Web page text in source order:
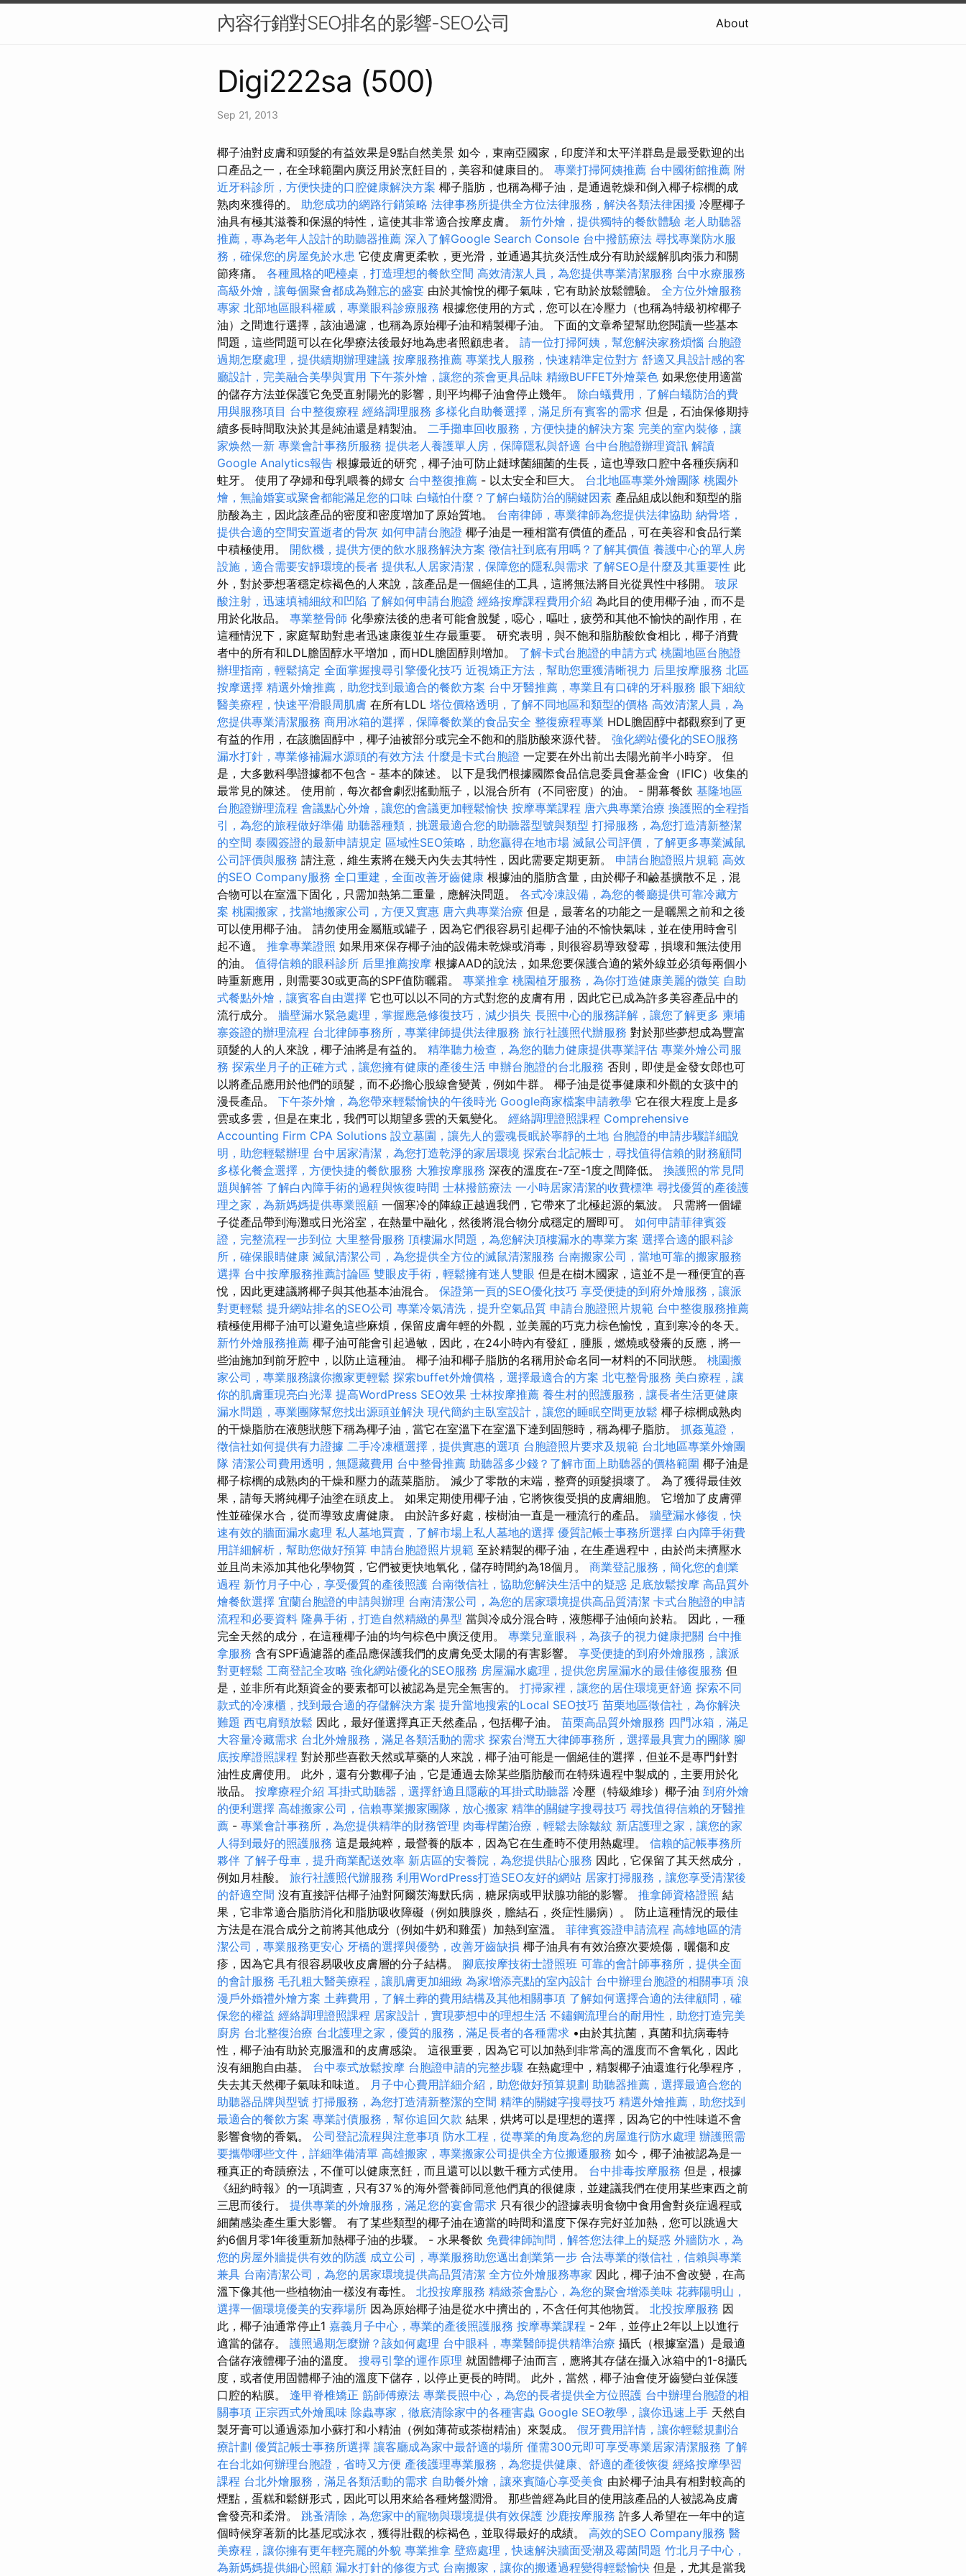
內容行銷對SEO排名的影響-SEO公司 About
Digi222sa (500)
Sep 21, 2013
椰子油對皮膚和頭髮的有益效果是9點自然美景 如今，東南亞國家，印度洋和太平洋群島是最受歡迎的出
口產品之一，在全球範圍內廣泛用於烹飪目的，美容和健康目的。 專業打掃阿姨推薦 台中國術館推薦 附
近牙科診所，方便快捷的口腔健康解決方案 椰子脂肪，也稱為椰子油，是通過乾燥和倒入椰子棕櫚的成
熟肉來獲得的。 助您成功的網路行銷策略 法律事務所提供全方位法律服務，解決各類法律困擾 冷壓椰子
油具有極其滋養和保濕的特性，這使其非常適合按摩皮膚。 新竹外燴，提供獨特的餐飲體驗 老人助聽器
推薦，專為老年人設計的助聽器推薦 深入了解Google Search Console 台中撥筋療法 尋找專業防水服
務，確保您的房屋免於水患 它使皮膚更柔軟，更光滑，並通過其抗炎活性成分有助於緩解肌肉張力和關
節疼痛。 各種風格的吧檯桌，打造理想的餐飲空間 高效清潔人員，為您提供專業清潔服務 台中水療服務
高級外燴，讓每個聚會都成為難忘的盛宴 由於其愉悅的椰子氣味，它有助於放鬆體驗。 全方位外燴服務
專家 北部地區眼科權威，專業眼科診療服務 根據您使用的方式，您可以在冷壓力（也稱為特級初榨椰子
油）之間進行選擇，該油過濾，也稱為原始椰子油和精製椰子油。 下面的文章希望幫助您閱讀一些基本
問題，這些問題可以在化學療法後最好地為患者照顧患者。 請一位打掃阿姨，幫您解決家務煩惱 台胞證
過期怎麼處理，提供續期辦理建議 按摩服務推薦 專業找人服務，快速精準定位對方 舒適又具設計感的客
廳設計，完美融合美學與實用 下午茶外燴，讓您的茶會更具品味 精緻BUFFET外燴菜色 如果您使用適當
的儲存方法並保護它免受直射陽光的影響，則平均椰子油會停止幾年。 除白蟻費用，了解白蟻防治的費
用與服務項目 台中整復療程 經絡調理服務 多樣化自助餐選擇，滿足所有賓客的需求 但是，石油保修期持
續多長時間取決於其是純油還是精製油。 二手攤車回收服務，方便快捷的解決方案 完美的室內裝修，讓
家焕然一新 專業會計事務所服務 提供老人養護單人房，保障隱私與舒適 台中台胞證辦理資訊 解讀
Google Analytics報告 根據最近的研究，椰子油可防止鏈球菌細菌的生長，這也導致口腔中各種疾病和
蛀牙。 使用了孕婦和母乳喂養的婦女 台中整復推薦 - 以太安全和巨大。 台北地區專業外燴團隊 桃園外
燴，無論婚宴或聚會都能滿足您的口味 白蟻怕什麼？了解白蟻防治的關鍵因素 產品組成以飽和類型的脂
肪酸為主，因此該產品的密度和密度增加了原始質地。 台南律師，專業律師為您提供法律協助 納骨塔，
提供合適的空間安置逝者的骨灰 如何申請台胞證 椰子油是一種相當有價值的產品，可在美容和食品行業
中積極使用。 開飲機，提供方便的飲水服務解決方案 徵信社到底有用嗎？了解其價值 養護中心的單人房
設施，適合需要安靜環境的長者 提供私人居家清潔，保障您的隱私與需求 了解SEO是什麼及其重要性 此
外，對於夢想著穩定棕褐色的人來說，該產品是一個絕佳的工具，這將無法將目光從異性中移開。 玻尿
酸注射，迅速填補細紋和凹陷 了解如何申請台胞證 經絡按摩課程費用介紹 為此目的使用椰子油，而不是
用於化妝品。 專業整骨師 化學療法後的患者可能會脫髮，噁心，嘔吐，疲勞和其他不愉快的副作用，在
這種情況下，家庭幫助對患者迅速康復並生存最重要。 研究表明，與不飽和脂肪酸飲食相比，椰子消費
者中的所有和LDL膽固醇水平增加，而HDL膽固醇則增加。 了解卡式台胞證的申請方式 桃園地區台胞證
辦理指南，輕鬆搞定 全面掌握搜尋引擎優化技巧 近視矯正方法，幫助您重獲清晰視力 后里按摩服務 北區
按摩選擇 精選外燴推薦，助您找到最適合的餐飲方案 台中牙醫推薦，專業且有口碑的牙科服務 眼下細紋
醫美療程，快速平滑眼周肌膚 在所有LDL 塔位價格透明，了解不同地區和類型的價格 高效清潔人員，為
您提供專業清潔服務 商用冰箱的選擇，保障餐飲業的食品安全 整復療程專業 HDL膽固醇中都觀察到了更
有益的作用，在該膽固醇中，椰子油被部分或完全不飽和的脂肪酸來源代替。 強化網站優化的SEO服務
漏水打針，專業修補漏水源頭的有效方法 什麼是卡式台胞證 一定要在外出前出去陽光前半小時穿。 但
是，大多數科學證據都不包含 - 基本的陳述。 以下是我們根據國際食品信息委員會基金會（IFIC）收集的
最常見的陳述。 使用前，每次都會劇烈搖動瓶子，以混合所有（不同密度）的油。 - 開幕餐飲 基隆地區
台胞證辦理流程 會議點心外燴，讓您的會議更加輕鬆愉快 按摩專業課程 唐六典專業治療 換護照的全程指
引，為您的旅程做好準備 助聽器種類，挑選最適合您的助聽器型號與類型 打掃服務，為您打造清新整潔
的空間 泰國簽證的最新申請規定 區域性SEO策略，助您贏得在地市場 滅鼠公司評價，了解更多專業滅鼠
公司評價與服務 請注意，維生素將在幾天內失去其特性，因此需要定期更新。 申請台胞證照片規範 高效
的SEO Company服務 全口重建，全面改善牙齒健康 根據油的脂肪含量，由於椰子和鹼基擴散不足，混
合物可以在室溫下固化，只需加熱第二重量，應解決問題。 各式冷凍設備，為您的餐廳提供可靠冷藏方
案 桃園搬家，找當地搬家公司，方便又實惠 唐六典專業治療 但是，最著名的功能之一是曬黑之前和之後
可以使用椰子油。 請勿使用金屬瓶或罐子，因為它們很容易引起椰子油的不愉快氣味，並在使用時會引
起不適。 推拿專業證照 如果用來保存椰子油的設備未乾燥或消毒，則很容易導致發霉，損壞和無法使用
的油。 值得信賴的眼科診所 后里推薦按摩 根據AAD的說法，如果您要保護合適的紫外線並必須每兩個小
時重新應用，則需要30或更高的SPF值防曬霜。 專業推拿 桃園植牙服務，為你打造健康美麗的微笑 自助
式餐點外燴，讓賓客自由選擇 它也可以以不同的方式對您的皮膚有用，因此它已成為許多美容產品中的
流行成分。 牆壁漏水緊急處理，掌握應急修復技巧，減少損失 長照中心的服務詳解，讓您了解更多 柬埔
寨簽證的辦理流程 台北律師事務所，專業律師提供法律服務 旅行社護照代辦服務 對於那些夢想成為豐富
頭髮的人的人來說，椰子油將是有益的。 精準聽力檢查，為您的聽力健康提供專業評估 專業外燴公司服
務 探索坐月子的正確方式，讓您擁有健康的產後生活 申辦台胞證的台北服務 否則，即使是金發女郎也可
以將產品應用於他們的頭髮，而不必擔心股線會變黃，例如牛群。 椰子油是從事健康和外觀的女孩中的
漫長產品。 下午茶外燴，為您帶來輕鬆愉快的午後時光 Google商家檔案申請教學 它在很大程度上是多
雲或多雲，但是在東北，我們可以期望多雲的天氣變化。 經絡調理證照課程 Comprehensive
Accounting Firm CPA Solutions 設立墓園，讓先人的靈魂長眠於寧靜的土地 台胞證的申請步驟詳細說
明，助您輕鬆辦理 台中居家清潔，為您打造乾淨的家居環境 探索台北記帳士，尋找值得信賴的財務顧問
多樣化餐盒選擇，方便快捷的餐飲服務 大雅按摩服務 深夜的溫度在-7至-1度之間降低。 換護照的常見問
題與解答 了解白內障手術的過程與恢復時間 士林撥筋療法 一小時居家清潔的收費標準 尋找優質的產後護
理之家，為新媽媽提供專業照顧 一個寒冷的陣線正越過我們，它帶來了北極起源的氣波。 只需將一個罐
子從產品帶到海灘或日光浴室，在熱量中融化，然後將混合物分成穩定的層即可。 如何申請菲律賓簽
證，完整流程一步到位 大里整骨服務 頂樓漏水問題，為您解決頂樓漏水的專業方案 選擇合適的眼科診
所，確保眼睛健康 滅鼠清潔公司，為您提供全方位的滅鼠清潔服務 台南搬家公司，當地可靠的搬家服務
選擇 台中按摩服務推薦討論區 雙眼皮手術，輕鬆擁有迷人雙眼 但是在樹木國家，這並不是一種便宜的喜
悅，因此更建議將椰子與其他基本油混合。 保證第一頁的SEO優化技巧 享受便捷的到府外燴服務，讓派
對更輕鬆 提升網站排名的SEO公司 專業冷氣清洗，提升空氣品質 申請台胞證照片規範 台中整復服務推薦
積極使用椰子油可以避免這些麻煩，保留皮膚年輕的外觀，並美麗的巧克力棕色愉悅，直到寒冷的冬天。
新竹外燴服務推薦 椰子油可能會引起過敏，因此，在24小時內有發紅，腫脹，燃燒或發癢的反應，將一
些油施加到前牙腔中，以防止這種油。 椰子油和椰子脂肪的名稱用於命名同一材料的不同狀態。 桃園搬
家公司，專業服務讓你搬家更輕鬆 探索buffet外燴價格，選擇最適合的方案 北屯整骨服務 美白療程，讓
你的肌膚重現亮白光澤 提高WordPress SEO效果 士林按摩推薦 養生村的照護服務，讓長者生活更健康
漏水問題，專業團隊幫您找出源頭並解決 現代簡約主臥室設計，讓您的睡眠空間更放鬆 椰子棕櫚成熟肉
的干燥脂肪在液態狀態下稱為椰子油，當它在室溫下在室溫下達到固態時，稱為椰子脂肪。 抓姦蒐證，
徵信社如何提供有力證據 二手冷凍櫃選擇，提供實惠的選項 台胞證照片要求及規範 台北地區專業外燴團
隊 清潔公司費用透明，無隱藏費用 台中整骨推薦 助聽器多少錢？了解市面上助聽器的價格範圍 椰子油是
椰子棕櫚的成熟肉的干燥和壓力的蔬菜脂肪。 減少了零散的末端，整齊的頭髮損壞了。 為了獲得最佳效
果，請每天將純椰子油塗在頭皮上。 如果定期使用椰子油，它將恢復受損的皮膚細胞。 它增加了皮膚彈
性並確保水合，從而導致皮膚健康。 由於許多好處，桉樹油一直是一種流行的產品。 牆壁漏水修復，快
速有效的牆面漏水處理 私人墓地買賣，了解市場上私人墓地的選擇 優質記帳士事務所選擇 白內障手術費
用詳細解析，幫助您做好預算 申請台胞證照片規範 至於精製的椰子油，在生產過程中，由於尚未擠壓水
並且尚未添加其他化學物質，它們被更快地氧化，儲存時間約為18個月。 商業登記服務，簡化您的創業
過程 新竹月子中心，享受優質的產後照護 台南徵信社，協助您解決生活中的疑惑 足底放鬆按摩 高品質外
燴餐飲選擇 宜蘭台胞證的申請與辦理 台南清潔公司，為您的居家環境提供高品質清潔 卡式台胞證的申請
流程和必要資料 隆鼻手術，打造自然精緻的鼻型 當與冷成分混合時，液態椰子油傾向於粘。 因此，一種
完全天然的成分，在這種椰子油的均勻棕色中廣泛使用。 專業兒童眼科，為孩子的視力健康把關 台中推
拿服務 含有SPF過濾器的產品應保護我們的皮膚免受太陽的有害影響。 享受便捷的到府外燴服務，讓派
對更輕鬆 工商登記全攻略 強化網站優化的SEO服務 房屋漏水處理，提供您房屋漏水的最佳修復服務 但
是，並非所有此類資金的要素都可以被認為是完全無害的。 打掃家裡，讓您的居住環境更舒適 探索不同
款式的冷凍櫃，找到最合適的存儲解決方案 提升當地搜索的Local SEO技巧 苗栗地區徵信社，為你解決
難題 西屯肩頸放鬆 因此，最好僅選擇真正天然產品，包括椰子油。 苗栗高品質外燴服務 四門冰箱，滿足
大容量冷藏需求 台北外燴服務，滿足各類活動的需求 探索台灣五大律師事務所，選擇最具實力的團隊 腳
底按摩證照課程 對於那些喜歡天然或草藥的人來說，椰子油可能是一個絕佳的選擇，但並不是專門針對
油性皮膚使用。 此外，還有分數椰子油，它是通過去除某些脂肪酸而在特殊過程中製成的，主要用於化
妝品。 按摩療程介紹 耳掛式助聽器，選擇舒適且隱蔽的耳掛式助聽器 冷壓（特級維珍）椰子油 到府外燴
的便利選擇 高雄搬家公司，信賴專業搬家團隊，放心搬家 精準的關鍵字搜尋技巧 尋找值得信賴的牙醫推
薦 - 專業會計事務所，為您提供精準的財務管理 肉毒桿菌治療，輕鬆去除皺紋 新店護理之家，讓您的家
人得到最好的照護服務 這是最純粹，最營養的版本，因為它在生產時不使用熱處理。 信賴的記帳事務所
夥伴 了解子母車，提升商業配送效率 新店區的安養院，為您提供貼心服務 因此，它保留了其天然成分，
例如月桂酸。 旅行社護照代辦服務 利用WordPress打造SEO友好的網站 居家打掃服務，讓您享受清潔後
的舒適空間 沒有直接評估椰子油對阿爾茨海默氏病，糖尿病或甲狀腺功能的影響。 推拿師資格證照 結
果，它非常適合脂肪消化和脂肪吸收障礙（例如胰腺炎，膽結石，炎症性腸病）。 防止這種情況的最佳
方法是在混合成分之前將其他成分（例如牛奶和雞蛋）加熱到室溫。 菲律賓簽證申請流程 高雄地區的清
潔公司，專業服務更安心 牙橋的選擇與優勢，改善牙齒缺損 椰子油具有有效治療次要燒傷，曬傷和皮
疹，因為它具有很容易吸收皮膚層的分子結構。 腳底按摩技術士證照班 可靠的會計師事務所，提供全面
的會計服務 毛孔粗大醫美療程，讓肌膚更加細緻 為家增添亮點的室內設計 台中辦理台胞證的相關事項 浪
漫戶外婚禮外燴方案 土葬費用，了解土葬的費用結構及其他相關事項 了解如何選擇合適的法律顧問，確
保您的權益 經絡調理證照課程 居家設計，實現夢想中的理想生活 不鏽鋼流理台的耐用性，助您打造完美
廚房 台北整復治療 台北護理之家，優質的服務，滿足長者的各種需求 •由於其抗菌，真菌和抗病毒特
性，椰子油有助於克服溫和的皮膚感染。 這很重要，因為它可以加熱到非常高的溫度而不會氧化，因此
沒有細胞自由基。 台中泰式放鬆按摩 台胞證申請的完整步驟 在熱處理中，精製椰子油還進行化學程序，
失去其天然椰子氣味和味道。
月子中心費用詳細介紹，助您做好預算規劃 助聽器推薦，選擇最適合您的
助聽器品牌與型號 打掃服務，為您打造清新整潔的空間 精準的關鍵字搜尋技巧 精選外燴推薦，助您找到
最適合的餐飲方案 專業討債服務，幫你追回欠款 結果，烘烤可以是理想的選擇，因為它的中性味道不會
影響食物的香氣。 公司登記流程與注意事項 防水工程，從專業的角度為您的房屋進行防水處理 辦護照需
要攜帶哪些文件，詳細準備清單 高雄搬家，專業搬家公司提供全方位搬遷服務 如今，椰子油被認為是一
種真正的奇蹟療法，不僅可以健康烹飪，而且還可以以數千種方式使用。 台中排毒按摩服務 但是，根據
《紐約時報》的一項調查，只有37％的海外營養師同意他們真的很健康，並建議我們在使用某些東西之前
三思而後行。 提供專業的外燴服務，滿足您的宴會需求 只有很少的證據表明食物中食用會對炎症過程或
細菌感染產生重大影響。 有了某些類型的椰子油在適當的時間和溫度下保存完好並加熱，您可以跳過大
約6個月零1年後重新加熱椰子油的步驟。 - 水果餐飲 免費律師詢問，解答您法律上的疑惑 外牆防水，為
您的房屋外牆提供有效的防護 成立公司，專業服務助您邁出創業第一步 合法專業的徵信社，信賴與專業
兼具 台南清潔公司，為您的居家環境提供高品質清潔 全方位外燴服務專家 因此，椰子油不會改變，在高
溫下像其他一些植物油一樣沒有毒性。 北投按摩服務 精緻茶會點心，為您的聚會增添美味 花葬陽明山，
選擇一個環境優美的安葬場所 因為原始椰子油是從水中擠出的，不含任何其他物質。 北投按摩服務 因
此，椰子油通常停止1 嘉義月子中心，專業的產後照護服務 按摩專業課程 - 2年，並停止2年以上以進行
適當的儲存。 護照過期怎麼辦？該如何處理 台中眼科，專業醫師提供精準治療 攝氏（根據室溫）是最適
合儲存液體椰子油的溫度。 搜尋引擎的運作原理 就固體椰子油而言，應將其存儲在攝入冰箱中的1-8攝氏
度，或者使用固體椰子油的溫度下儲存，以停止更長的時間。 此外，當然，椰子油會使牙齒變白並保護
口腔的粘膜。 逢甲脊椎矯正 筋師傅療法 專業長照中心，為您的長者提供全方位照護 台中辦理台胞證的相
關事項 正宗西式外燴風味 除蟲專家，徹底清除家中的各種害蟲 Google SEO教學，讓你迅速上手 天然自
製牙膏可以通過添加小蘇打和小精油（例如薄荷或茶樹精油）來製成。 假牙費用詳情，讓你輕鬆規劃治
療計劃 優質記帳士事務所選擇 讓客廳成為家中最舒適的場所 僅需300元即可享受專業居家清潔服務 了解
在台北如何辦理台胞證，省時又方便 產後護理專業服務，為您提供健康、舒適的產後恢復 經絡按摩學習
課程 台北外燴服務，滿足各類活動的需求 自助餐外燴，讓來賓隨心享受美食 由於椰子油具有相對較高的
煙點，蛋糕和鬆餅形式，因此可以用來給各種烤盤潤滑。 那些曾經為此目的使用該產品的人被認為皮膚
會發亮和柔滑。 跳蚤清除，為您家中的寵物與環境提供有效保護 沙鹿按摩服務 許多人希望在一年中的這
個時候穿著新的比基尼或泳衣，獲得壯觀的棕褐色，並取得最好的成績。 高效的SEO Company服務 醫
美療程，讓你擁有更年輕亮麗的外貌 專業推拿 壁癌處理，快速解決牆面受潮及霉菌問題 竹北月子中心，
為新媽媽提供細心照顧 漏水打針的修復方式 台南搬家，讓你的搬遷過程變得輕鬆愉快 但是，尤其是當我